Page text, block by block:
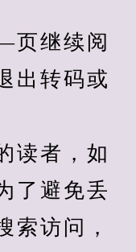
页继续阅
出转码或
者，如
了避免丢
索访问，